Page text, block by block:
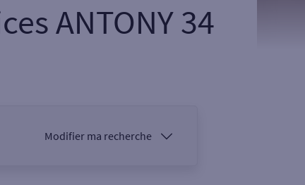
ANTONY 34
Modifier ma recherche